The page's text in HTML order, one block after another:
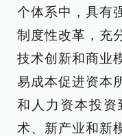
个体系中，具有
制度性改革，充
技术创新和商业
易成本促进资本
和人力资本投
术、新产业和新